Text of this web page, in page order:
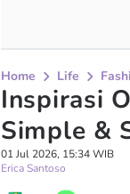
Home Life
Inspirasi
Simple &
01 Jul 2026, 15:34 WIB
Erica Santoso